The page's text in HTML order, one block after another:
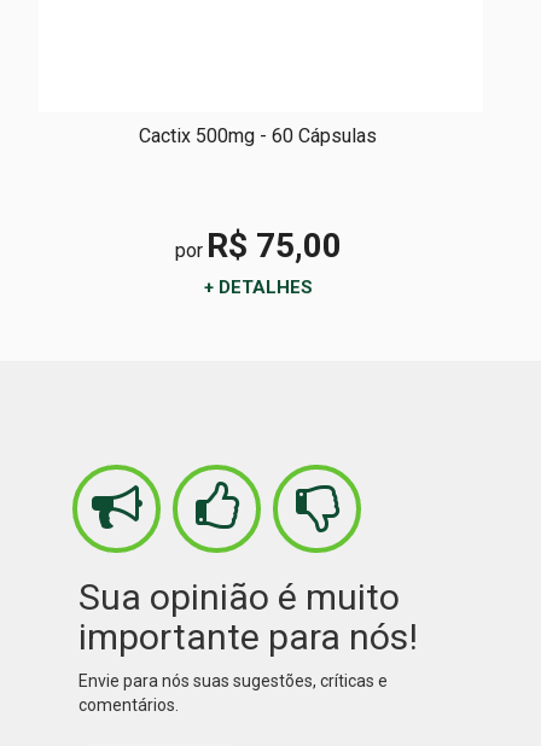
Turkesterone 500mg - 60 Cápsulas
por R$ 100,00
+ DETALHES
Sua opinião é muito
importante para nós!
Envie para nós suas sugestões, críticas e
comentários.